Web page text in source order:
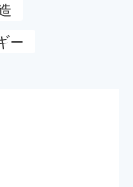
ー